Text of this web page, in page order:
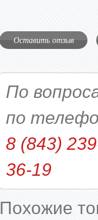
Оставить отзыв
По
по
8 (843)
36-19
Похожие